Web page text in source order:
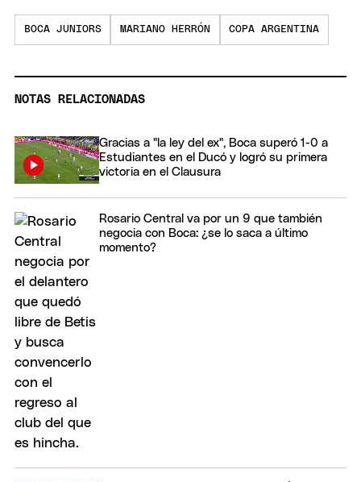
BOCA JUNIORS MARIANO HERRÓN COPA ARGENTINA
NOTAS RELACIONADAS
Gracias a "la ley del ex", Boca superó 1-0 a
Estudiantes en el Ducó y logró su primera
victoria en el Clausura
Rosario Central va por un 9 que también
negocia con Boca: ¿se lo saca a último
momento?